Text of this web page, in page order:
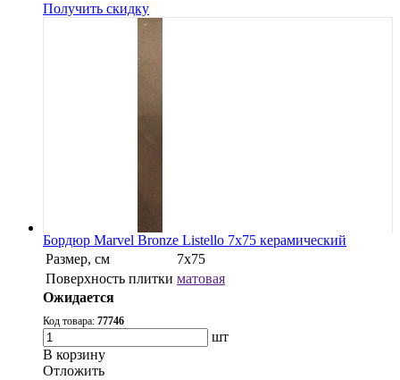
Получить скидку
Бордюр Marvel Bronze Listello 7x75 керамический
Размер, см
7x75
Поверхность плитки матовая
Ожидается
Код товара: 77746
шт
В корзину
Oтложить